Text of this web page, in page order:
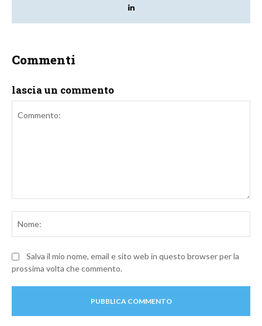
Commenti
lascia un commento
Salva il mio nome, email e sito web in questo browser per la
prossima volta che commento.